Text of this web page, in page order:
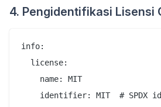
4. Pengidentifikasi Lisensi
info:
  license:
    name: MIT